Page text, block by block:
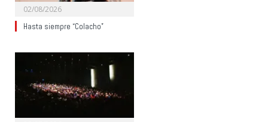
02/08/2026
Hasta siempre “Colacho”